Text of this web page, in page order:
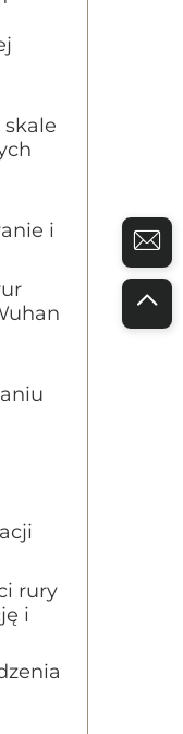
i
rury
i